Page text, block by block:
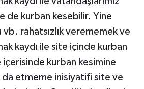
de kurban kesebilir. Yine
rahatsızlık verememek ve
kaydı ile site içinde kurban
kurban kesimine
etmeme inisiyatifi site ve